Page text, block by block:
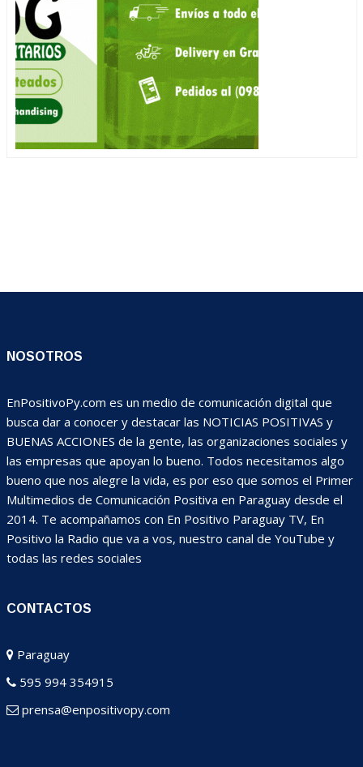
NOSOTROS
EnPositivoPy.com es un medio de comunicación digital que
busca dar a conocer y destacar las NOTICIAS POSITIVAS y
BUENAS ACCIONES de la gente, las organizaciones sociales y
las empresas que apoyan lo bueno. Todos necesitamos algo
bueno que nos alegre la vida, es por eso que somos el Primer
Multimedios de Comunicación Positiva en Paraguay desde el
2014. Te acompañamos con En Positivo Paraguay TV, En
Positivo la Radio que va a vos, nuestro canal de YouTube y
todas las redes sociales
CONTACTOS
Paraguay
595 994 354915
prensa@enpositivopy.com